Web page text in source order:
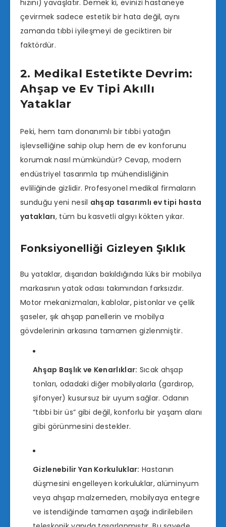
hızını) yavaşlatır. Demek ki, evinizi hastaneye
çevirmek sadece estetik bir hata değil, aynı
zamanda tıbbi iyileşmeyi de geciktiren bir
faktördür.
2. Medikal Estetikte Devrim:
Ahşap ve Ev Tipi Akıllı
Yataklar
Peki, hem tam donanımlı bir tıbbi yatağın
işlevselliğine sahip olup hem de ev konforunu
korumak nasıl mümkündür? Cevap, modern
endüstriyel tasarımla tıp mühendisliğinin
evliliğinde gizlidir. Profesyonel medikal firmaların
sunduğu yeni nesil ahşap tasarımlı ev tipi hasta
yatakları, tüm bu kasvetli algıyı kökten yıkar.
Fonksiyonelliği Gizleyen Şıklık
Bu yataklar, dışarıdan bakıldığında lüks bir mobilya
markasının yatak odası takımından farksızdır.
Motor mekanizmaları, kablolar, pistonlar ve çelik
şaseler, şık ahşap panellerin ve mobilya
gövdelerinin arkasına tamamen gizlenmiştir.
Ahşap Başlık ve Kenarlıklar: Sıcak ahşap
tonları, odadaki diğer mobilyalarla (gardırop,
şifonyer) kusursuz bir uyum sağlar. Odanın
“tıbbi bir üs” gibi değil, konforlu bir yaşam alanı
gibi görünmesini destekler.
Gizlenebilir Yan Korkuluklar: Hastanın
düşmesini engelleyen korkuluklar, alüminyum
veya ahşap malzemeden, mobilyaya entegre
ve istendiğinde tamamen aşağı indirilebilen